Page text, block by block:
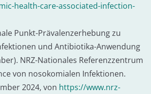
health-care-associated-infection-
Punkt-Prävalenzerhebung zu
und Antibiotika-Anwendung
NRZ-Nationales Referenzzentrum
von nosokomialen Infektionen.
2024, von https://www.nrz-